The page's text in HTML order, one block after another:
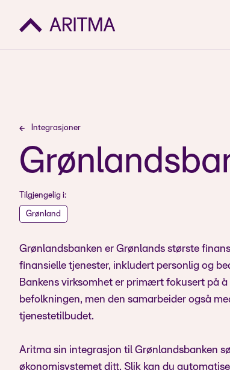
Integrasjoner
Tilgjengelig i:
Grønland
Grønlandsbanken er Grønlands største
finansielle tjenester, inkludert personlig og
Bankens virksomhet er primært fokusert på
befolkningen, men den samarbeider også
tjenestetilbudet.
Aritma sin integrasjon til Grønlandsbanken
økonomisystemet ditt. Slik kan du